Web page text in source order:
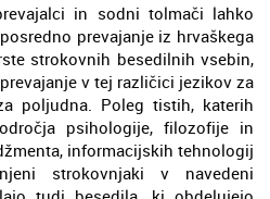
in sodni tolmači lahko
prevajanje iz hrvaškega
strokovnih besedilnih vsebin,
v tej različici jezikov za
poljudna. Poleg tistih, katerih
psihologije, filozofije in
informacijskih tehnologij
strokovnjaki v navedeni